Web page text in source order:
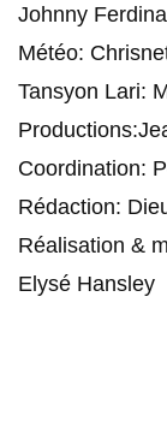
Johnny
Météo:
Tansyon Lari:
Coordination:
Rédaction:
Réalisation &
Elysé Hansley